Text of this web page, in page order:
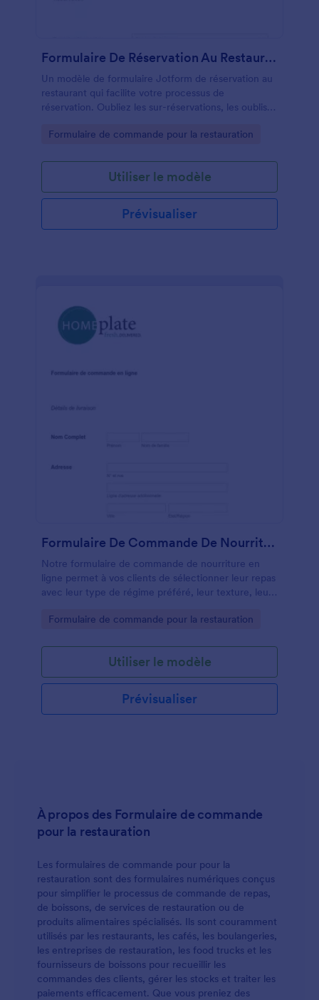
Formulaire De Réservation Au Restaurant
Un modèle de formulaire Jotform de réservation au
restaurant qui facilite votre processus de
réservation. Oubliez les sur-réservations, les oublis
Go to Category:
Formulaire de commande pour la restauration
Utiliser le modèle
Prévisualiser
Formulaire De Commande De Nourriture En Ligne
Notre formulaire de commande de nourriture en
ligne permet à vos clients de sélectionner leur repas
avec leur type de régime préféré, leur texture, leur
ligne en fournissant leurs détails de livraison et en
le modèle grâce à une variété d'outils et
d'intégrations Jotform, ajouter votre logo, inclure
votre menu, ajouter des images, modifier les
couleurs, les polices et l'arrière-plan et l'intégrer à
votre site Web ou l'utiliser comme formulaire
paiements.
Go to Category:
Formulaire de commande pour la restauration
Utiliser le modèle
Prévisualiser
À propos des Formulaire de commande
pour la restauration
Les formulaires de commande pour pour la
restauration sont des formulaires numériques conçus
pour simplifier le processus de commande de repas,
de boissons, de services de restauration ou de
produits alimentaires spécialisés. Ils sont couramment
utilisés par les restaurants, les cafés, les boulangeries,
les entreprises de restauration, les food trucks et les
fournisseurs de boissons pour recueillir les
commandes des clients, gérer les stocks et traiter les
paiements efficacement. Que vous preniez des